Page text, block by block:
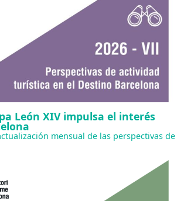
León XIV impulsa el interés
mensual de las perspectivas de